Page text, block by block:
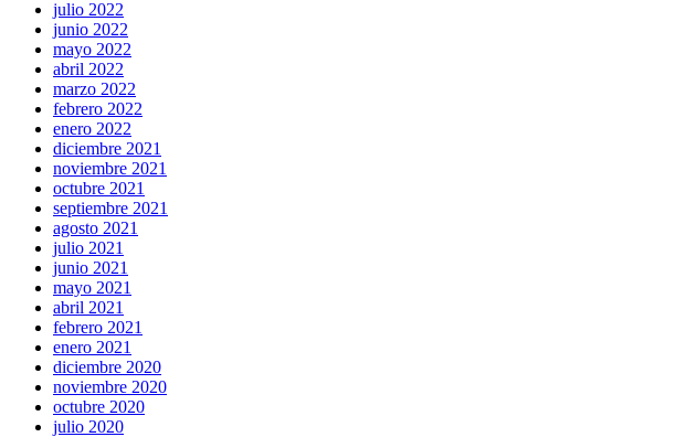
julio 2022
junio 2022
mayo 2022
abril 2022
marzo 2022
febrero 2022
enero 2022
diciembre 2021
noviembre 2021
octubre 2021
septiembre 2021
agosto 2021
julio 2021
junio 2021
mayo 2021
abril 2021
febrero 2021
enero 2021
diciembre 2020
noviembre 2020
octubre 2020
julio 2020